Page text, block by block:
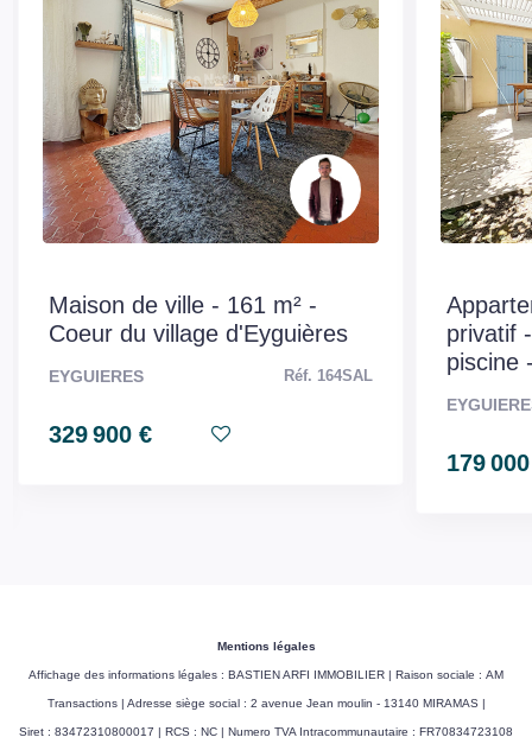
Biens d'exception Non
CLASSES DPE/GES
Montant estimé des dépenses annuelles d'énergie pour
un usage standard entre 2860€ et 3880€. indexées aux
années 2021,2022 et 2023 (abonnement compris).
Maison de ville - 161 m² -
Coeur du village d'Eyguières
EYGUIERES Réf. 164SAL
329 900 €
privatif
piscine
179
Mentions légales
Affichage des informations légales : BASTIEN ARFI IMMOBILIER | Raison sociale : AM
Transactions | Adresse siège social : 2 avenue Jean moulin - 13140 MIRAMAS |
Siret : 83472310800017 | RCS : NC | Numero TVA Intracommunautaire : FR70834723108